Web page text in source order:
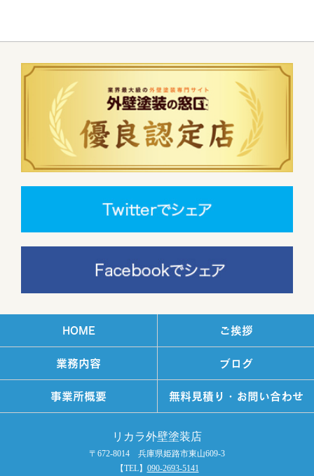
HOME ご挨拶
業務内容 ブログ
事業所概要 無料見積り・お問い合わせ
リカラ外壁塗装店
〒672-8014 兵庫県姫路市東山609-3
【TEL】 090-2693-5141